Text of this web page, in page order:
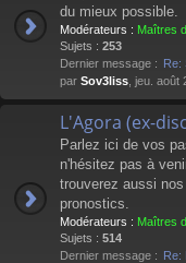
du mieux possible.
Modérateurs : Maîtres
Sujets : 253
Dernier message : Re:
par Sov3liss , jeu.
L'Agora (ex-
Parlez ici de vos
n'hésitez pas à
trouverez aussi
pronostics.
Modérateurs : Maîtres
Sujets : 514
Dernier message : Re: